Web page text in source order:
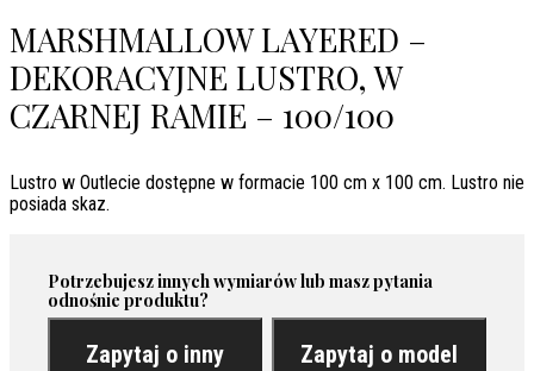
MARSHMALLOW LAYERED –
DEKORACYJNE LUSTRO, W
CZARNEJ RAMIE – 100/100
Lustro w Outlecie dostępne w formacie 100 cm x 100 cm. Lustro nie
posiada skaz.
Potrzebujesz innych wymiarów lub masz pytania
odnośnie produktu?
Zapytaj o inny
Zapytaj o model